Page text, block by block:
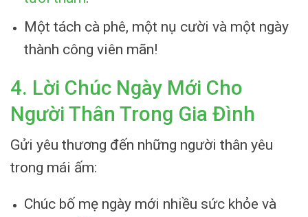
Một tách cà phê, một nụ cười và một ngày
thành công viên mãn!
4. Lời Chúc Ngày Mới Cho
Người Thân Trong Gia Đình
Gửi yêu thương đến những người thân yêu
trong mái ấm:
Chúc bố mẹ ngày mới nhiều sức khỏe và